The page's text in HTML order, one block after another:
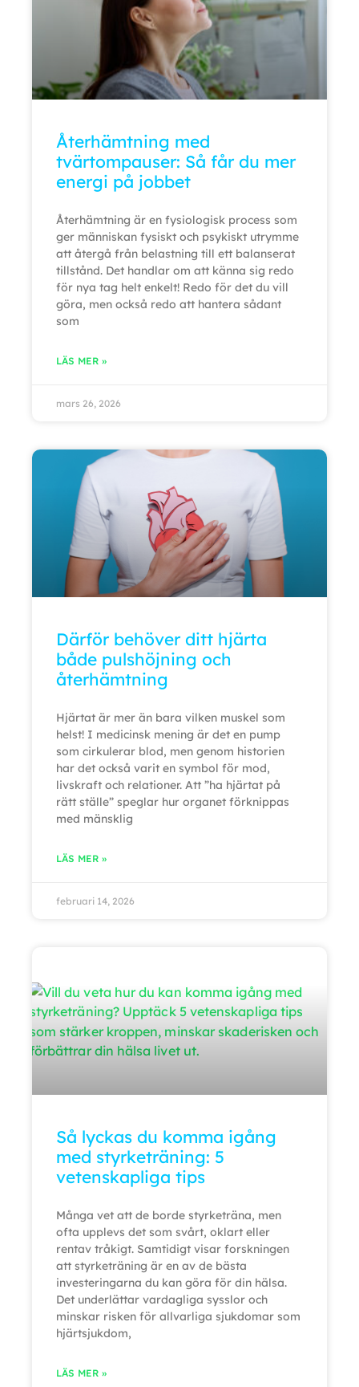
Återhämtning med
tvärtompauser: Så får du mer
energi på jobbet
Återhämtning är en fysiologisk process som
ger människan fysiskt och psykiskt utrymme
att återgå från belastning till ett balanserat
tillstånd. Det handlar om att känna sig redo
för nya tag helt enkelt! Redo för det du vill
göra, men också redo att hantera sådant
som
LÄS MER »
mars 26, 2026
Därför behöver ditt hjärta
både pulshöjning och
återhämtning
Hjärtat är mer än bara vilken muskel som
helst! I medicinsk mening är det en pump
som cirkulerar blod, men genom historien
har det också varit en symbol för mod,
livskraft och relationer. Att ”ha hjärtat på
rätt ställe” speglar hur organet förknippas
med mänsklig
LÄS MER »
februari 14, 2026
Så lyckas du komma igång
med styrketräning: 5
vetenskapliga tips
Många vet att de borde styrketräna, men
ofta upplevs det som svårt, oklart eller
rentav tråkigt. Samtidigt visar forskningen
att styrketräning är en av de bästa
investeringarna du kan göra för din hälsa.
Det underlättar vardagliga sysslor och
minskar risken för allvarliga sjukdomar som
hjärtsjukdom,
LÄS MER »